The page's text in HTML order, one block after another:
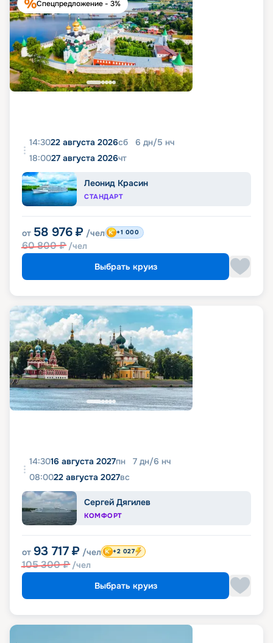
Спецпредложение - 3%
14:3022 августа 2026сб 6 дн/5 нч
18:0027 августа 2026чт
Леонид Красин
СТАНДАРТ
от 58 976 ₽ /чел
60 800₽ /чел
+1 000
Выбрать круиз
14:3016 августа 2027пн 7 дн/6 нч
08:0022 августа 2027вс
Сергей Дягилев
КОМФОРТ
от 93 717 ₽ /чел
105 300₽ /чел
+2 027
Выбрать круиз